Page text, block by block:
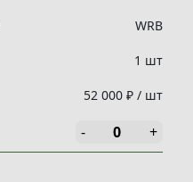
WRB
1 шт
52 000 ₽ / шт
- +